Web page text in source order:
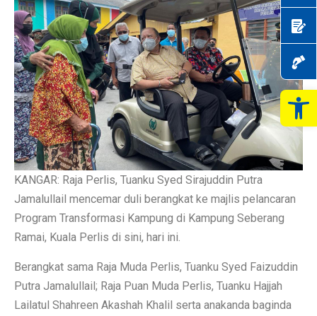
KANGAR: Raja Perlis, Tuanku Syed Sirajuddin Putra
Jamalullail mencemar duli berangkat ke majlis pelancaran
Program Transformasi Kampung di Kampung Seberang
Ramai, Kuala Perlis di sini, hari ini.
Berangkat sama Raja Muda Perlis, Tuanku Syed Faizuddin
Putra Jamalullail; Raja Puan Muda Perlis, Tuanku Hajjah
Lailatul Shahreen Akashah Khalil serta anakanda baginda